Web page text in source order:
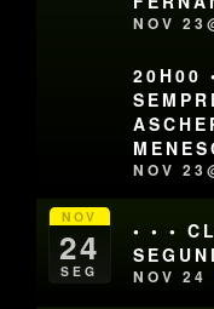
NOV
20H00
NOV
NOV
24
SEG
• • •
NOV 24